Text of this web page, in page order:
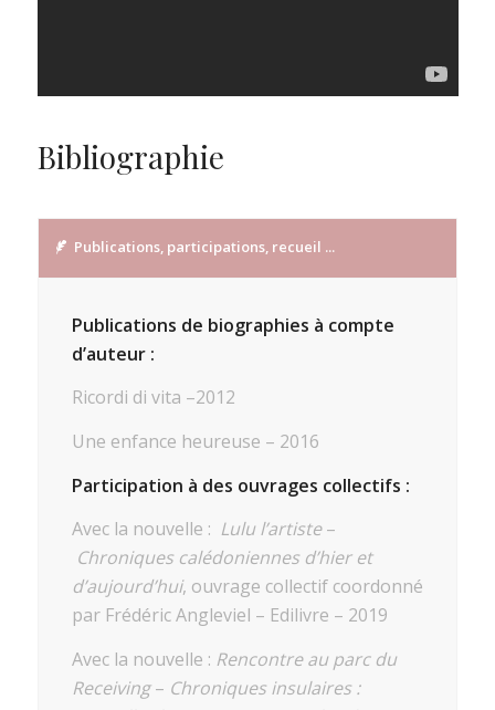
Bibliographie
Publications, participations, recueil ...
Publications de biographies à compte
d’auteur :
Ricordi di vita –2012
Une enfance heureuse – 2016
Participation à des ouvrages collectifs :
Avec la nouvelle : Lulu l’artiste–
Chroniques calédoniennes d’hier et
d’aujourd’hui, ouvrage collectif coordonné
par Frédéric Angleviel – Edilivre – 2019
Avec la nouvelle : Rencontre au parc du
Receiving– Chroniques insulaires :